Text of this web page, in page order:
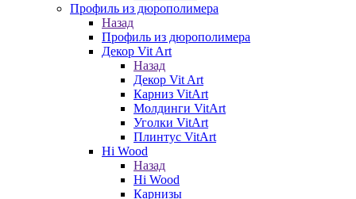
Профиль из дюрополимера
Назад
Профиль из дюрополимера
Декор Vit Art
Назад
Декор Vit Art
Карниз VitArt
Молдинги VitArt
Уголки VitArt
Плинтус VitArt
Hi Wood
Назад
Hi Wood
Карнизы